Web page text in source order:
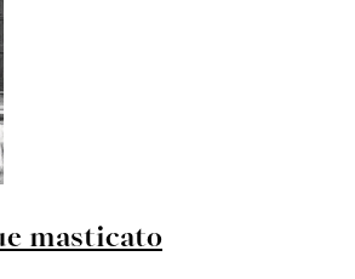
masticato